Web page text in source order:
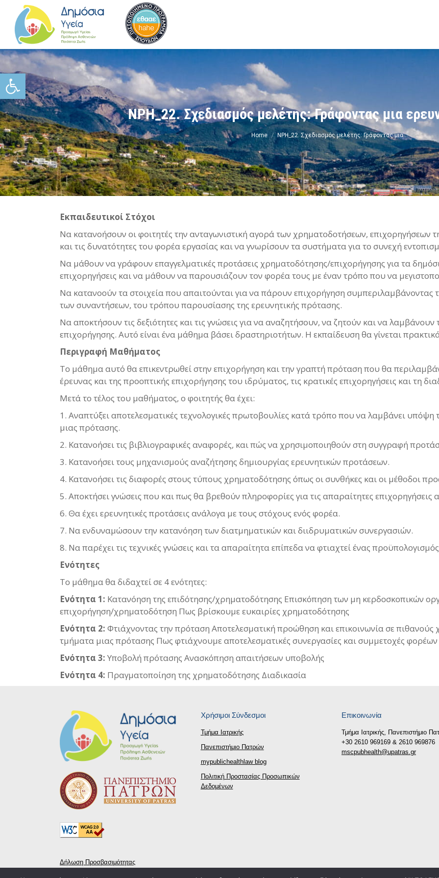
Ανοίξτε τη γραμμή εργαλείων
ΝΡΗ_22. Σχεδιασμός μελέτης: Γράφοντας μια
You are here:
Home ΝΡΗ_22. Σχεδιασμός μελέτης: Γράφοντας μια…
Εκπαιδευτικοί Στόχοι
Nα κατανοήσουν οι φοιτητές την ανταγωνιστική αγορά των χρηματοδοτήσεων, επιχορηγήσεων
και τις δυνατότητες του φορέα εργασίας και να γνωρίσουν τα συστήματα για το συνεχή
Να μάθουν να γράφουν επαγγελματικές προτάσεις χρηματοδότησης/επιχορήγησης για τα
επιχορηγήσεις και να μάθουν να παρουσιάζουν τον φορέα τους με έναν τρόπο που να
Να κατανοούν τα στοιχεία που απαιτούνται για να πάρουν επιχορήγηση
των συναντήσεων, του τρόπου παρουσίασης της ερευνητικής πρότασης.
Να αποκτήσουν τις δεξιότητες και τις γνώσεις για να αναζητήσουν, να ζητούν και να
επιχορήγησης. Αυτό είναι ένα μάθημα βάσει δραστηριοτήτων. Η εκπαίδευση θα γίνεται
Περιγραφή Μαθήματος
Το μάθημα αυτό θα επικεντρωθεί στην επιχορήγηση και την γραπτή πρόταση που θα
έρευνας και της προοπτικής επιχορήγησης του ιδρύματος, τις κρατικές επιχορηγήσεις και τη
Μετά το τέλος του μαθήματος, ο φοιτητής θα έχει:
1. Αναπτύξει αποτελεσματικές τεχνολογικές πρωτοβουλίες κατά τρόπο που να λαμβάνει υπόψη
μιας πρότασης.
2. Κατανοήσει τις βιβλιογραφικές αναφορές, και πώς να χρησιμοποιηθούν στη συγγραφή
3. Κατανοήσει τους μηχανισμούς αναζήτησης δημιουργίας ερευνητικών προτάσεων.
4. Κατανοήσει τις διαφορές στους τύπους χρηματοδότησης όπως οι συνθήκες και οι μέθοδοι
5. Αποκτήσει γνώσεις που και πως θα βρεθούν πληροφορίες για τις απαραίτητες επιχορηγήσεις
6. Θα έχει ερευνητικές προτάσεις ανάλογα με τους στόχους ενός φορέα.
7. Να ενδυναμώσουν την κατανόηση των διατμηματικών και διιδρυματικών συνεργασιών.
8. Να παρέχει τις τεχνικές γνώσεις και τα απαραίτητα επίπεδα να φτιαχτεί ένας
Ενότητες
Το μάθημα θα διδαχτεί σε 4 ενότητες:
Ενότητα 1: Κατανόηση της επιδότησης/χρηματοδότησης Επισκόπηση των μη κερδοσκοπικών
επιχορήγηση/χρηματοδότηση Πως βρίσκουμε ευκαιρίες χρηματοδότησης
Ενότητα 2: Φτιάχνοντας την πρόταση Αποτελεσματική προώθηση και επικοινωνία σε
τμήματα μιας πρότασης Πως φτιάχνουμε αποτελεσματικές συνεργασίες και συμμετοχές φορέων
Ενότητα 3: Υποβολή πρότασης Ανασκόπηση απαιτήσεων υποβολής
Ενότητα 4: Πραγματοποίηση της χρηματοδότησης Διαδικασία
Χρήσιμοι Σύνδεσμοι
Τμήμα Ιατρικής
Πανεπιστήμιο Πατρών
mypublichealthlaw blog
Πολιτική Προστασίας Προσωπικών
Δεδομένων
Επικοινωνία
Τμήμα Ιατρικής, Πανεπιστήμιο
+30 2610 969169 & 2610 969876
mscpubhealth@upatras.gr
Δήλωση Προσβασιμότητας